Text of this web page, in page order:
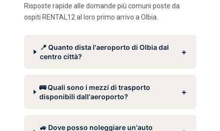
Risposte rapide alle domande più comuni poste da
ospiti RENTAL12 al loro primo arrivo a Olbia.
📍 Quanto dista l'aeroporto di Olbia dal
centro città?
+
🚌 Quali sono i mezzi di trasporto
disponibili dall'aeroporto?
+
🚙 Dove posso noleggiare un'auto